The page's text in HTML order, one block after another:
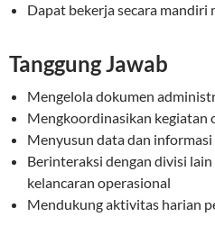
Dapat bekerja secara mandiri
Tanggung Jawab
Mengelola dokumen
Mengkoordinasikan kegiatan
Menyusun data dan informasi
Berinteraksi dengan divisi
kelancaran operasional
Mendukung aktivitas harian